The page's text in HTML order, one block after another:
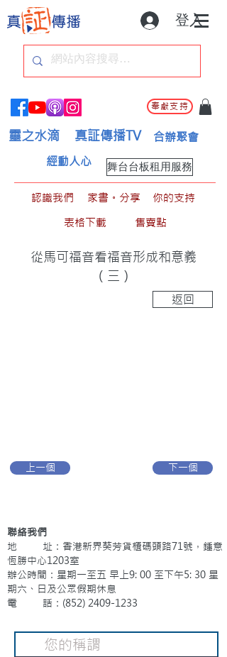
登入
奉獻支持
靈之水滴 真証傳播TV 合辦聚會
舞台台板租用服務
經動人心
認識我們 家書。分享
你的支持
表格下載
售賣點
從馬可福音看福音形成和意義
（三）
返回
上一個 下一個
聯絡我們
地 址：香港新界葵芳貨櫃碼頭路71號，鍾意
恆勝中心1203室
辦公時間：星期一至五 早上9: 00 至下午5: 30 星
期六、日及公眾假期休息
電 話：(852) 2409-1233